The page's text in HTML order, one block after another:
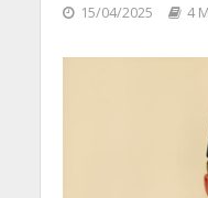
15/04/2025 4